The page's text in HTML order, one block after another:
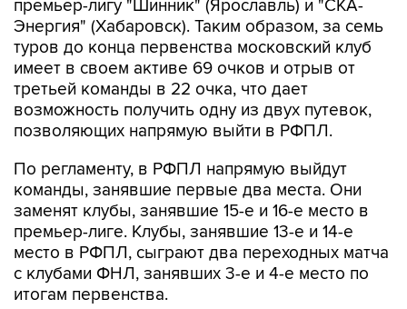
премьер-лигу "Шинник" (Ярославль) и "СКА-
Энергия" (Хабаровск). Таким образом, за семь
туров до конца первенства московский клуб
имеет в своем активе 69 очков и отрыв от
третьей команды в 22 очка, что дает
возможность получить одну из двух путевок,
позволяющих напрямую выйти в РФПЛ.
По регламенту, в РФПЛ напрямую выйдут
команды, занявшие первые два места. Они
заменят клубы, занявшие 15-е и 16-е место в
премьер-лиге. Клубы, занявшие 13-е и 14-е
место в РФПЛ, сыграют два переходных матча
с клубами ФНЛ, занявших 3-е и 4-е место по
итогам первенства.